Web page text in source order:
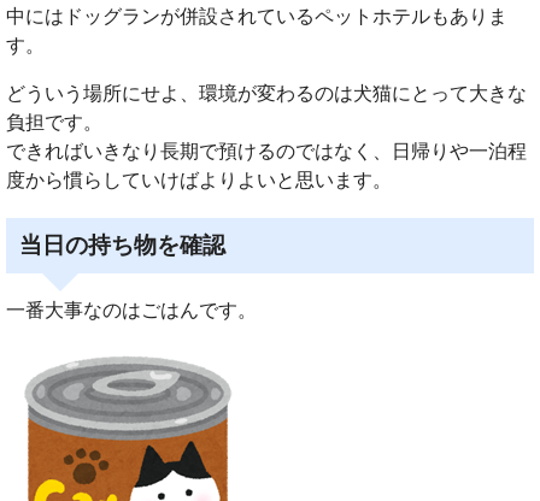
中にはドッグランが併設されているペットホテルもありま
す。
どういう場所にせよ、環境が変わるのは犬猫にとって大きな
負担です。
できればいきなり長期で預けるのではなく、日帰りや一泊程
度から慣らしていけばよりよいと思います。
当日の持ち物を確認
一番大事なのはごはんです。